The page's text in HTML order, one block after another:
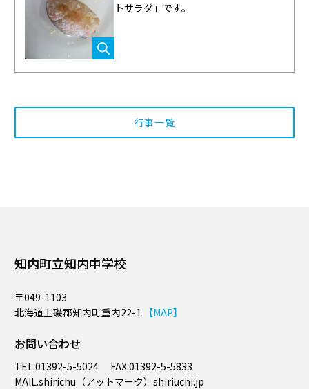
トサラダ」です。
行事一覧
知内町立知内中学校
〒049-1103
北海道上磯郡知内町重内22-1
【MAP】
お問い合わせ
TEL.01392-5-5024 FAX.01392-5-5833
MAIL.​shirichu（アットマーク）shiriuchi.jp